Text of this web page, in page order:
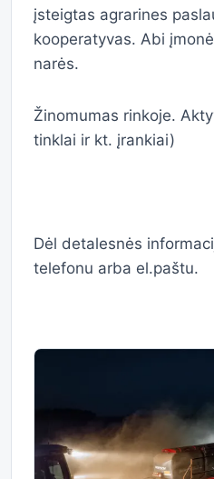
įsteigtas agrarines
kooperatyvas. Abi
narės.
Žinomumas rinkoje.
tinklai ir kt. įrankiai)
Dėl detalesnės
telefonu arba el.paštu.